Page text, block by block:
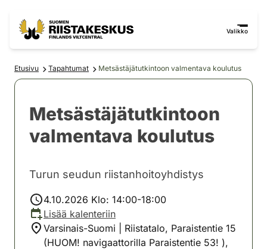
Valikko
Etusivu Tapahtumat Metsästäjätutkintoon valmentava koulutus
Metsästäjätutkintoon
valmentava koulutus
Turun seudun riistanhoitoyhdistys
4.10.2026 Klo: 14:00-18:00
Lisää kalenteriin
Varsinais-Suomi | Riistatalo, Paraistentie 15
(HUOM! navigaattorilla Paraistentie 53! ),